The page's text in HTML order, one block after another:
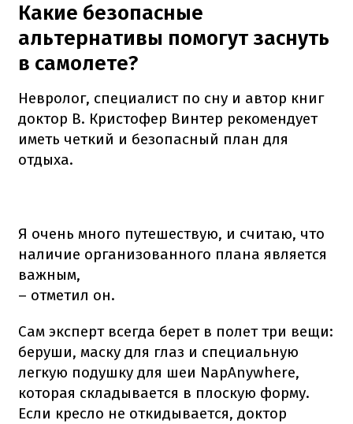
Какие безопасные
альтернативы помогут заснуть
в самолете?
Невролог, специалист по сну и автор книг
доктор В. Кристофер Винтер рекомендует
иметь четкий и безопасный план для
отдыха.
Я очень много путешествую, и считаю, что
наличие организованного плана является
важным,
– отметил он.
Сам эксперт всегда берет в полет три вещи:
беруши, маску для глаз и специальную
легкую подушку для шеи NapAnywhere,
которая складывается в плоскую форму.
Если кресло не откидывается, доктор